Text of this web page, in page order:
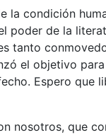
la condición
poder de la
tanto
el objetivo
Espero que
nosotros, que